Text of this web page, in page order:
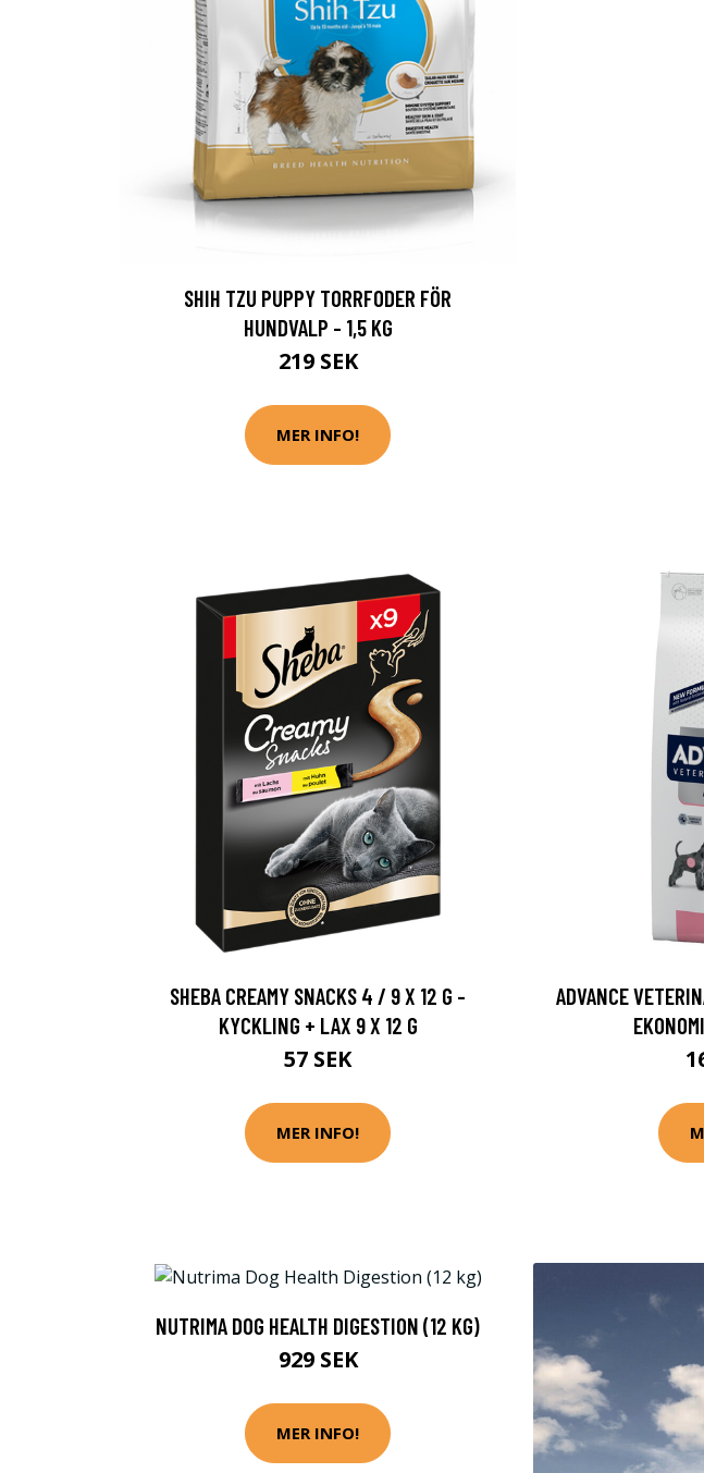
SHIH TZU PUPPY TORRFODER FÖR
HUNDVALP - 1,5 KG
219 SEK
MER INFO!
SHEBA CREAMY SNACKS 4 / 9 X 12 G -
KYCKLING + LAX 9 X 12 G
57 SEK
MER INFO!
ADVANCE
NUTRIMA DOG HEALTH DIGESTION (12 KG)
929 SEK
MER INFO!